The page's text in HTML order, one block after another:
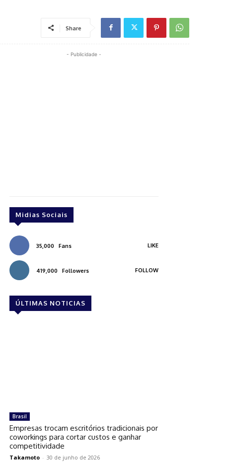
Share
- Publicidade -
Midias Sociais
35,000 Fans LIKE
419,000 Followers FOLLOW
ÚLTIMAS NOTICIAS
Brasil
Empresas trocam escritórios tradicionais por
coworkings para cortar custos e ganhar
competitividade
Takamoto - 30 de junho de 2026